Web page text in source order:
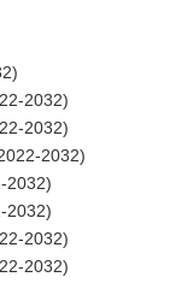
2032)
2032)
2032)
2032)
2032)
2032)
2032)